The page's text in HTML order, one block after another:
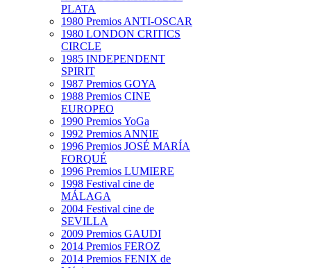
PLATA
1980 Premios ANTI-OSCAR
1980 LONDON CRITICS
CIRCLE
1985 INDEPENDENT
SPIRIT
1987 Premios GOYA
1988 Premios CINE
EUROPEO
1990 Premios YoGa
1992 Premios ANNIE
1996 Premios JOSÉ MARÍA
FORQUÉ
1996 Premios LUMIERE
1998 Festival cine de
MÁLAGA
2004 Festival cine de
SEVILLA
2009 Premios GAUDI
2014 Premios FEROZ
2014 Premios FENIX de